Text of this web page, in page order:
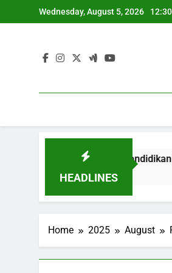
to
Wednesday, August 5, 2026
HEADLINES
Sektor dalam Pendidikan Lanjutan
Home 2025 August